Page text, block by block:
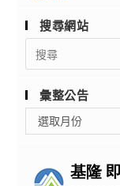
搜尋網站
Search
for:
彙整公告
整
選取月份